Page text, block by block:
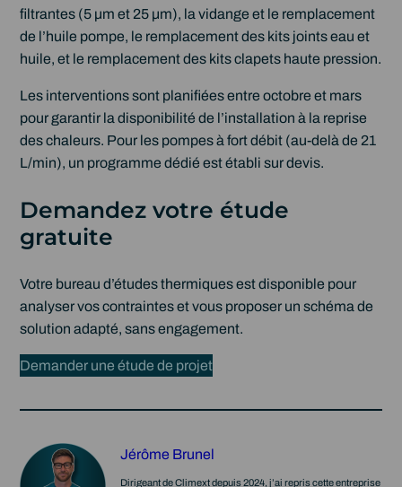
filtrantes (5 µm et 25 µm), la vidange et le remplacement
de l’huile pompe, le remplacement des kits joints eau et
huile, et le remplacement des kits clapets haute pression.
Les interventions sont planifiées entre octobre et mars
pour garantir la disponibilité de l’installation à la reprise
des chaleurs. Pour les pompes à fort débit (au-delà de 21
L/min), un programme dédié est établi sur devis.
Demandez votre étude
gratuite
Votre bureau d’études thermiques est disponible pour
analyser vos contraintes et vous proposer un schéma de
solution adapté, sans engagement.
Demander une étude de projet
Jérôme Brunel
Dirigeant de Climext depuis 2024, j’ai repris cette entreprise